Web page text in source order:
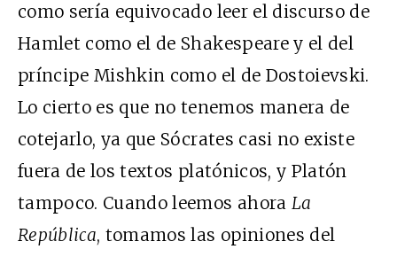
como sería equivocado leer el discurso de
Hamlet como el de Shakespeare y el del
príncipe Mishkin como el de Dostoievski.
Lo cierto es que no tenemos manera de
cotejarlo, ya que Sócrates casi no existe
fuera de los textos platónicos, y Platón
tampoco. Cuando leemos ahora La
República, tomamos las opiniones del